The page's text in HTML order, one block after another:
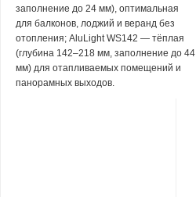
заполнение до 24 мм), оптимальная
для балконов, лоджий и веранд без
отопления; AluLight WS142 — тёплая
(глубина 142–218 мм, заполнение до 44
мм) для отапливаемых помещений и
панорамных выходов.